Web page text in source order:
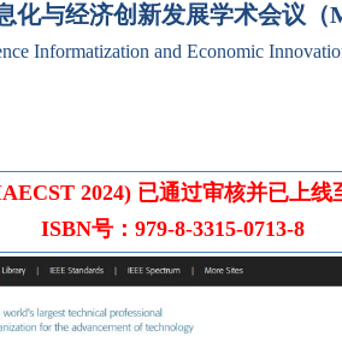
化与经济创新发展学术会议（
Informatization and Economic
2024) 已通过审核并已上
ISBN号：979-8-3315-0713-8